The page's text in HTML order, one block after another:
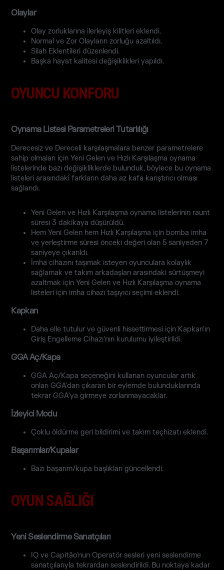
Olaylar
Olay zorluklarına ilerleyiş kilitleri eklendi.
Normal ve Zor Olayların zorluğu azaltıldı.
Silah Eklentileri düzenlendi.
Başka hayat kalitesi değişiklikleri yapıldı.
OYUNCU KONFORU
Oynama Listesi Parametreleri Tutarlılığı
Derecesiz ve Dereceli karşılaşmalara benzer parametrelere
sahip olmaları için Yeni Gelen ve Hızlı Karşılaşma oynama
listelerinde bazı değişikliklerde bulunduk, böylece bu oynama
listeleri arasındaki farkların daha az kafa karıştırıcı olması
sağlandı.
Yeni Gelen ve Hızlı Karşılaşma oynama listelerinin raunt
süresi 3 dakikaya düşürüldü.
Hem Yeni Gelen hem Hızlı Karşılaşma için bomba imha
ve yerleştirme süresi önceki değeri olan 5 saniyeden 7
saniyeye çıkarıldı.
İmha cihazını taşımak isteyen oyunculara kolaylık
sağlamak ve takım arkadaşları arasındaki sürtüşmeyi
azaltmak için Yeni Gelen ve Hızlı Karşılaşma oynama
listeleri için imha cihazı taşıyıcı seçimi eklendi.
Kapkan
Daha elle tutulur ve güvenli hissettirmesi için Kapkan'ın
Giriş Engelleme Cihazı'nın kurulumu iyileştirildi.
GGA Aç/Kapa
GGA Aç/Kapa seçeneğini kullanan oyuncular artık
onları GGA'dan çıkaran bir eylemde bulunduklarında
tekrar GGA'ya girmeye zorlanmayacaklar.
İzleyici Modu
Çoklu öldürme geri bildirimi ve takım teçhizatı eklendi.
Başarımlar/Kupalar
Bazı başarım/kupa başlıkları güncellendi.
OYUN SAĞLIĞI
Yeni Seslendirme Sanatçıları
IQ ve Capitão'nun Operatör sesleri yeni seslendirme
sanatçılarıyla tekrardan seslendirildi. Bu noktaya kadar